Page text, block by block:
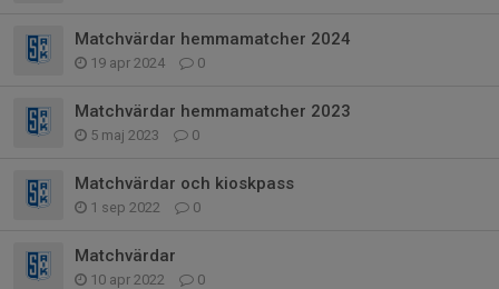
Matchvärdar hemmamatcher 2024
19 apr 2024 0
Matchvärdar hemmamatcher 2023
5 maj 2023 0
Matchvärdar och kioskpass
1 sep 2022 0
Matchvärdar
10 apr 2022 0